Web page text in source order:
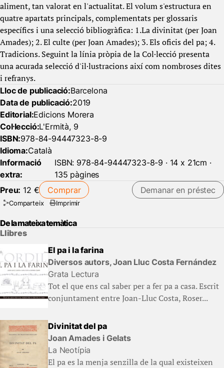
aliment, tan valorat en l'actualitat. El volum s'estructura en
quatre apartats principals, complementats per glossaris
específics i una selecció bibliogràfica: 1.La divinitat (per Joan
Amades); 2. El culte (per Joan Amades); 3. Els oficis del pa; 4.
Tradicions. Seguint la línia pròpia de la Col·lecció presenta
una acurada selecció d'il·lustracions així com nombroses dites
i refranys.
Lloc de publicació:Barcelona
Data de publicació:2019
Editorial:Edicions Morera
Col·lecció:L'Ermità, 9
ISBN:978-84-94447323-8-9
Idioma:Català
Informació
extra:
ISBN: 978-84-94447323-8-9 · 14 x 21cm ·
135 pàgines
Preu: 12 € Comprar Demanar en préstec
Comparteix Imprimir
De la mateixa temàtica
Llibres
El pa i la farina
Diversos autors, Joan Lluc Costa Fernández
Grata Lectura
Tot el que ens cal saber per a fer pa a casa. Escrit
conjuntament entre Joan-Lluc Costa, Roser...
Divinitat del pa
Joan Amades i Gelats
La Neotípia
El pa es la menja senzilla de la qual existeixen